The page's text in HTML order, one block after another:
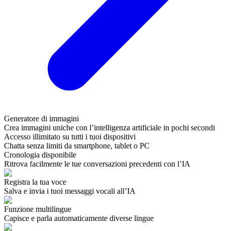
Generatore di immagini
Crea immagini uniche con l’intelligenza artificiale in pochi secondi
Accesso illimitato su tutti i tuoi dispositivi
Chatta senza limiti da smartphone, tablet o PC
Cronologia disponibile
Ritrova facilmente le tue conversazioni precedenti con l’IA
Registra la tua voce
Salva e invia i tuoi messaggi vocali all’IA
Funzione multilingue
Capisce e parla automaticamente diverse lingue